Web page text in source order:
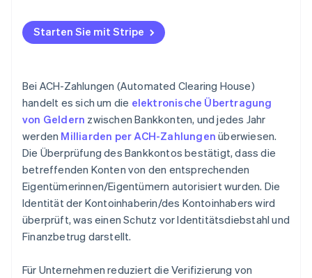
Verwenden von fortschrittlichen Analysetools
Starten Sie mit Stripe
Bei ACH-Zahlungen (Automated Clearing House)
handelt es sich um die elektronische Übertragung
von Geldern zwischen Bankkonten, und jedes Jahr
werden Milliarden per ACH-Zahlungen überwiesen.
Die Überprüfung des Bankkontos bestätigt, dass die
betreffenden Konten von den entsprechenden
Eigentümerinnen/Eigentümern autorisiert wurden. Die
Identität der Kontoinhaberin/des Kontoinhabers wird
überprüft, was einen Schutz vor Identitätsdiebstahl und
Finanzbetrug darstellt.
Für Unternehmen reduziert die Verifizierung von